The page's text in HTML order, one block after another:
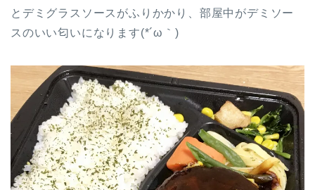
とデミグラスソースがふりかかり、部屋中がデミソー
スのいい匂いになります(*´ω｀)